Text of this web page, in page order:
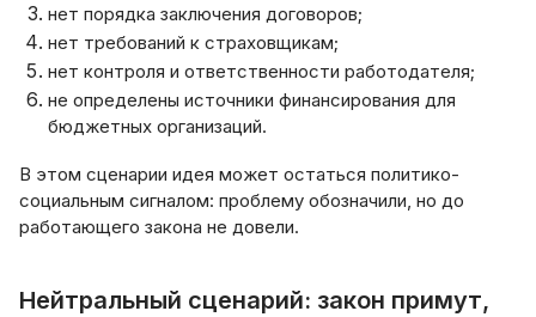
нет порядка заключения договоров;
нет требований к страховщикам;
нет контроля и ответственности работодателя;
не определены источники финансирования для
бюджетных организаций.
В этом сценарии идея может остаться политико-
социальным сигналом: проблему обозначили, но до
работающего закона не довели.
Нейтральный сценарий: закон примут,